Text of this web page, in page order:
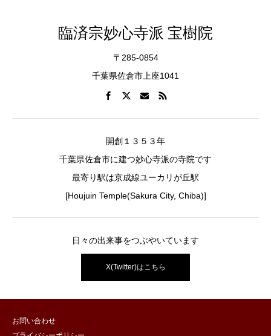
臨済宗妙心寺派 宝樹院
〒285-0854
千葉県佐倉市上座1041
開創１３５３年
千葉県佐倉市に建つ妙心寺派の寺院です
最寄り駅は京成線ユーカリが丘駅
[Houjuin Temple(Sakura City, Chiba)]
日々の出来事をつぶやいています
X(Twitter)はこちら
お問い合わせ